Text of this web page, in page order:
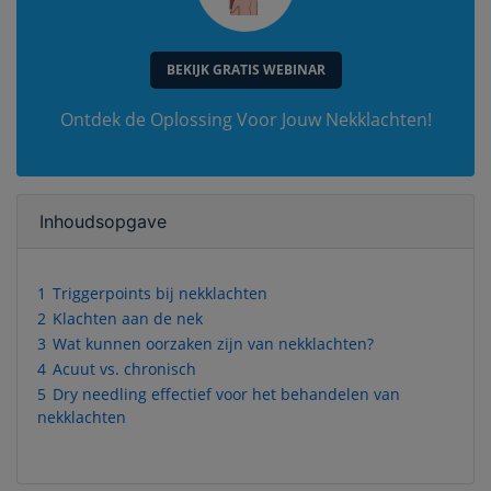
BEKIJK GRATIS WEBINAR
Ontdek de Oplossing Voor Jouw Nekklachten!
Inhoudsopgave
1 Triggerpoints bij nekklachten
2 Klachten aan de nek
3 Wat kunnen oorzaken zijn van nekklachten?
4 Acuut vs. chronisch
5 Dry needling effectief voor het behandelen van
nekklachten